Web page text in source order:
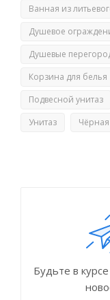
Ванная из
Душевое
Душевые
Корзина для белья
Подвесной унитаз
Унитаз
Чёрная
Будьте в